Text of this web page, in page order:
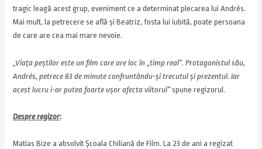
tragic leagă acest grup, eveniment ce a determinat plecarea lui Andrés.
Mai mult, la petrecere se află și Beatriz, fosta lui iubită, poate persoana
de care are cea mai mare nevoie.
„Viața peștilor este un film care are loc în „timp real”. Protagonistul său,
Andrés, petrece 83 de minute confruntându-și trecutulși prezentul. Iar
acest lucru i-ar putea foarte ușor afecta viitorul” spune regizorul.
Despre regizor:
Matías Bize a absolvit Școala Chiliană de Film. La 23 de ani a regizat